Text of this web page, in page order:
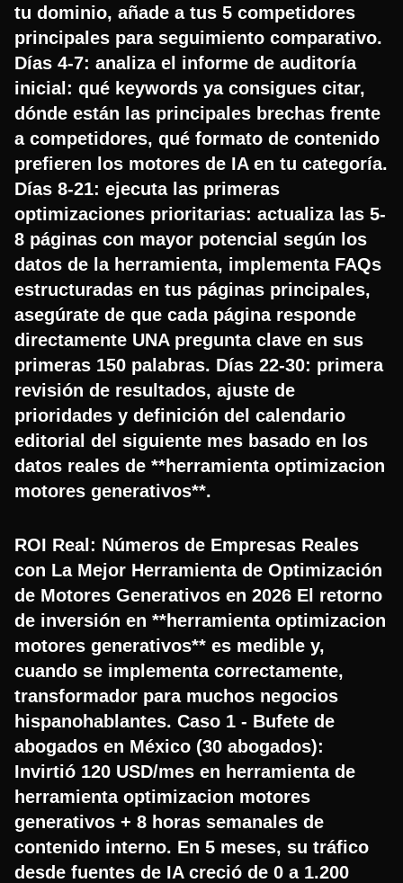
tu dominio, añade a tus 5 competidores
principales para seguimiento comparativo.
Días 4-7: analiza el informe de auditoría
inicial: qué keywords ya consigues citar,
dónde están las principales brechas frente
a competidores, qué formato de contenido
prefieren los motores de IA en tu categoría.
Días 8-21: ejecuta las primeras
optimizaciones prioritarias: actualiza las 5-
8 páginas con mayor potencial según los
datos de la herramienta, implementa FAQs
estructuradas en tus páginas principales,
asegúrate de que cada página responde
directamente UNA pregunta clave en sus
primeras 150 palabras. Días 22-30: primera
revisión de resultados, ajuste de
prioridades y definición del calendario
editorial del siguiente mes basado en los
datos reales de **herramienta optimizacion
motores generativos**.
ROI Real: Números de Empresas Reales
con La Mejor Herramienta de Optimización
de Motores Generativos en 2026 El retorno
de inversión en **herramienta optimizacion
motores generativos** es medible y,
cuando se implementa correctamente,
transformador para muchos negocios
hispanohablantes. Caso 1 - Bufete de
abogados en México (30 abogados):
Invirtió 120 USD/mes en herramienta de
herramienta optimizacion motores
generativos + 8 horas semanales de
contenido interno. En 5 meses, su tráfico
desde fuentes de IA creció de 0 a 1.200